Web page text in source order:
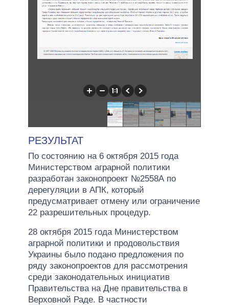
РЕЗУЛЬТАТ
По состоянию на 6 октября 2015 года
Министерством аграрной политики
разработан законопроект №2558А по
дерегуляции в АПК, который
предусматривает отмену или ограничение
22 разрешительных процедур.
28 октября 2015 года Министерством
аграрной политики и продовольствия
Украины было подано предложения по
ряду законопроектов для рассмотрения
среди законодательных инициатив
Правительства на Дне правительства в
Верховной Раде. В частности